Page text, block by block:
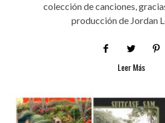
colección de canciones,
producción de Jordan
Leer Más